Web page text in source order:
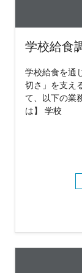
学校給食
学校給食を通
切さ」を支え
て、以下の業
は】 学校